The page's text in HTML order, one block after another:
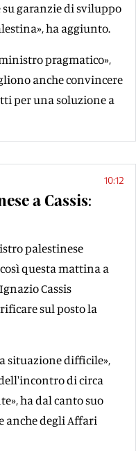
su garanzie di sviluppo
ha aggiunto.
pragmatico»,
anche convincere
per una soluzione a
10:12
a Cassis:
palestinese
questa mattina a
Cassis
sul posto la
situazione difficile»,
di circa
ha dal canto suo
anche degli Affari